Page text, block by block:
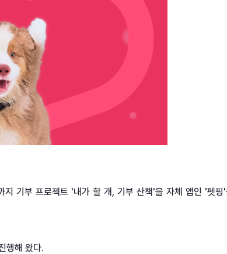
기부 프로젝트 '내가 할 개, 기부 산책'을 자체 앱인 '펫핑
행해 왔다.